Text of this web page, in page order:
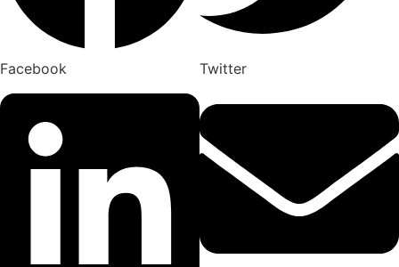
Facebook Twitter